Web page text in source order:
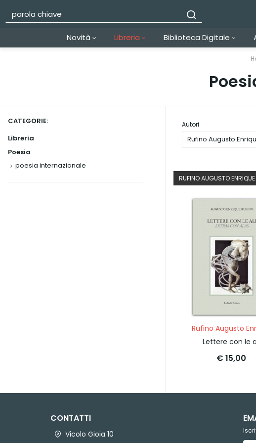
Novità Libreria Biblioteca Digitale
CATEGORIE:
Libreria
Poesia
poesia internazionale
Autori
Rufino Augusto
RUFINO AUGUSTO ENRIQUE
Rufino Augusto
Lettere con le
€ 15,00
CONTATTI
Vicolo Gioia 10